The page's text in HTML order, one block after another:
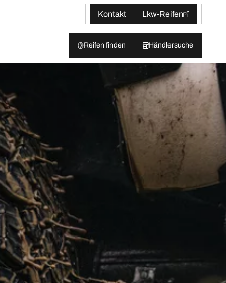
Kontakt
Lkw-Reifen
Reifen finden Händlersuche